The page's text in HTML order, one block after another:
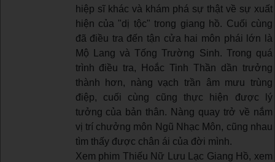
hiệp sĩ khác và khám phá sự thật về sự xuất
hiện của "dị tộc" trong giang hồ. Cuối cùng
đã điều tra đến tận cửa hai môn phái lớn là
Mộ Lang và Tống Trường Sinh. Trong quá
trình điều tra, Hoắc Tinh Thần dần trưởng
thành hơn, nàng vạch trần âm mưu trùng
điệp, cuối cùng cũng thực hiện được lý
tưởng của bản thân. Nàng quay trở về nắm
vị trí chưởng môn Ngũ Nhạc Môn, cũng nhau
tìm thấy được chân ái của đời mình.
Xem phim Thiếu Nữ Lưu Lạc Giang Hồ, xem